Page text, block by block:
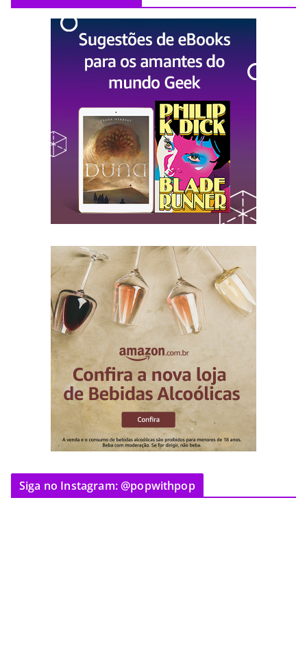
Siga no Instagram: @popwithpop